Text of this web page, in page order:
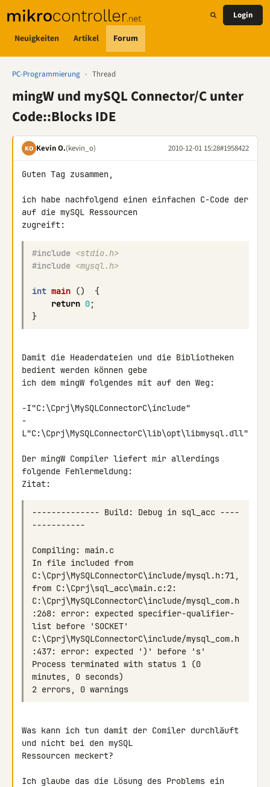
Neuigkeiten Artikel Forum
Login
PC-Programmierung › Thread
mingW und mySQL Connector/C unter
Code::Blocks IDE
KO Kevin O.(kevin_o) 2010-12-01 15:28#1958422
Guten Tag zusammen,
ich habe nachfolgend einen einfachen C-Code der
auf die mySQL Ressourcen
#include <stdio.h>
#include <mysql.h>
int main ()
{
return 0;
}
Damit die Headerdateien und die Bibliotheken
bedient werden können gebe
ich dem mingW folgendes mit auf den Weg:
-I"C:\Cprj\MySQLConnectorC\include"
-
L"C:\Cprj\MySQLConnectorC\lib\opt\libmysql.dll"
Der mingW Compiler liefert mir allerdings
folgende Fehlermeldung:
Zitat:
-------------- Build: Debug in sql_acc ----
In file included from
C:\Cprj\MySQLConnectorC\include/mysql_com.h
:268: error: expected specifier-qualifier-
C:\Cprj\MySQLConnectorC\include/mysql_com.h
Process terminated with status 1 (0
Was kann ich tun damit der Comiler durchläuft
und nicht bei den mySQL
Ressourcen meckert?
Ich glaube das die Lösung des Problems ein